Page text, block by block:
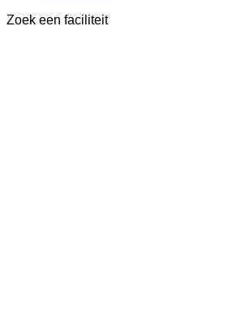
Zoek een faciliteit